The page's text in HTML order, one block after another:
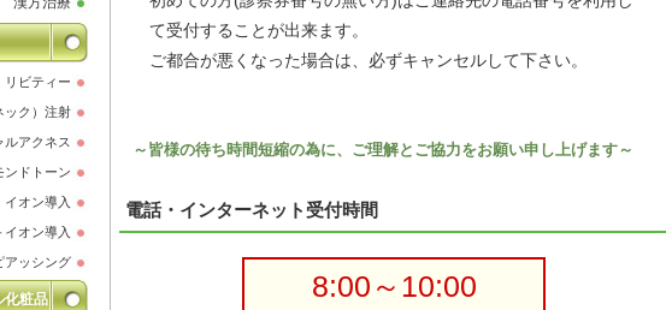
リビティー
ック）注射
ルアクネス
ンドトーン
イオン導入
イオン導入
アッシング
化粧品
て受付することが出来ます。
ご都合が悪くなった場合は、必ずキャンセルして下さい。
～皆様の待ち時間短縮の為に、ご理解とご協力をお願い申し上げます～
電話・インターネット受付時間
8:00～10:00